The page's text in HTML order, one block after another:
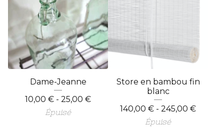
Dame-Jeanne
10,00 € - 25,00 €
Épuisé
Store en bambou fin
blanc
140,00 € - 245,00 €
Épuisé